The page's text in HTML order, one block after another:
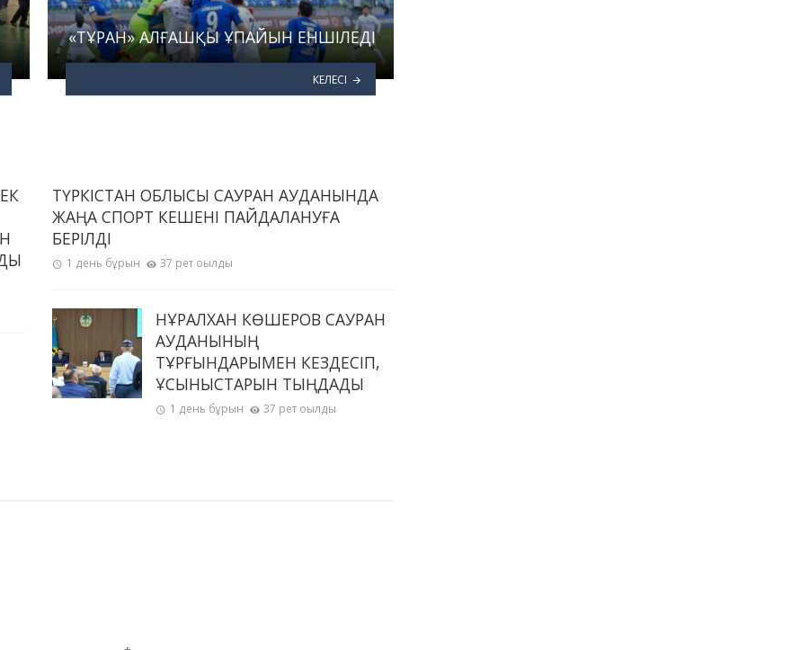
«ТҰРАН» АЛҒАШҚЫ ҰПАЙЫН ЕНШІЛЕДІ
КЕЛЕСІ
ТҮРКІСТАН ОБЛЫСЫ САУРАН АУДАНЫНДА
ЖАҢА СПОРТ КЕШЕНІ ПАЙДАЛАНУҒА
БЕРІЛДІ
1 день бұрын 37 рет оқылды
НҰРАЛХАН КӨШЕРОВ САУРАН
АУДАНЫНЫҢ
ТҰРҒЫНДАРЫМЕН КЕЗДЕСІП,
ҰСЫНЫСТАРЫН ТЫҢДАДЫ
1 день бұрын 37 рет оқылды